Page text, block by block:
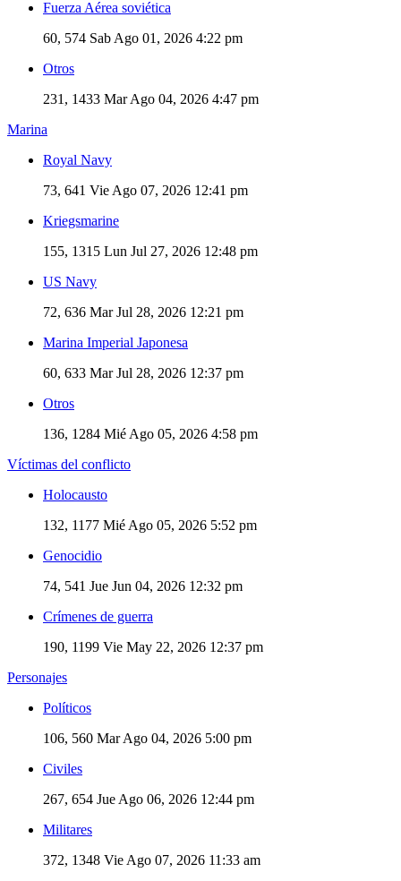
Fuerza Aérea soviética
60, 574 Sab Ago 01, 2026 4:22 pm
Otros
231, 1433 Mar Ago 04, 2026 4:47 pm
Marina
Royal Navy
73, 641 Vie Ago 07, 2026 12:41 pm
Kriegsmarine
155, 1315 Lun Jul 27, 2026 12:48 pm
US Navy
72, 636 Mar Jul 28, 2026 12:21 pm
Marina Imperial Japonesa
60, 633 Mar Jul 28, 2026 12:37 pm
Otros
136, 1284 Mié Ago 05, 2026 4:58 pm
Víctimas del conflicto
Holocausto
132, 1177 Mié Ago 05, 2026 5:52 pm
Genocidio
74, 541 Jue Jun 04, 2026 12:32 pm
Crímenes de guerra
190, 1199 Vie May 22, 2026 12:37 pm
Personajes
Políticos
106, 560 Mar Ago 04, 2026 5:00 pm
Civiles
267, 654 Jue Ago 06, 2026 12:44 pm
Militares
372, 1348 Vie Ago 07, 2026 11:33 am